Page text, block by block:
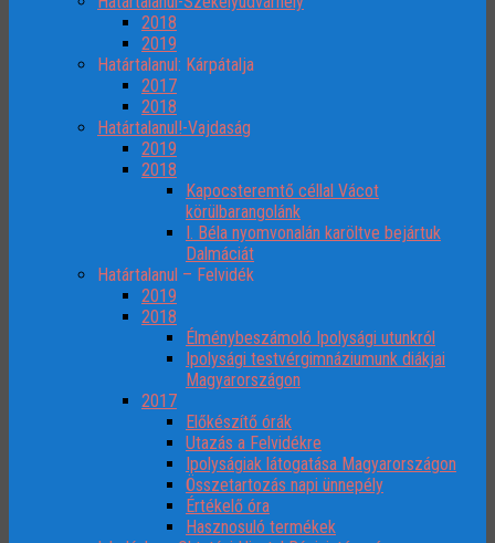
2018
2019
Határtalanul: Kárpátalja
2017
2018
Határtalanul!-Vajdaság
2019
2018
Kapocsteremtő céllal Vácot
körülbarangolánk
I. Béla nyomvonalán karöltve bejártuk
Dalmáciát
Határtalanul – Felvidék
2019
2018
Élménybeszámoló Ipolysági utunkról
Ipolysági testvérgimnáziumunk diákjai
Magyarországon
2017
Előkészítő órák
Utazás a Felvidékre
Ipolyságiak látogatása Magyarországon
Összetartozás napi ünnepély
Értékelő óra
Hasznosuló termékek